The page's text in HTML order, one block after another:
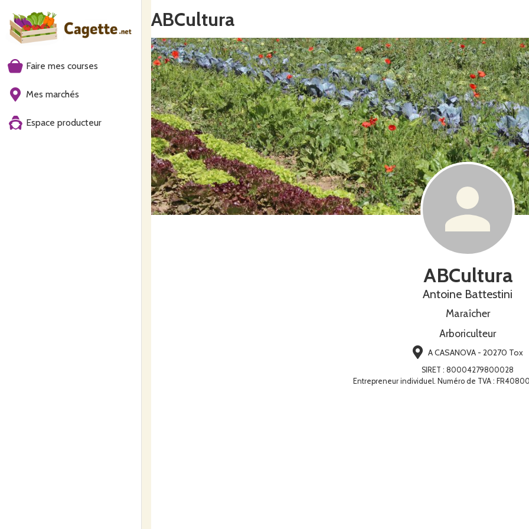
Faire mes courses
Mes marchés
Espace producteur
ABCultura
ABCultura
Antoine Battestini
Maraîcher
Arboriculteur
A CASANOVA - 20270 Tox
SIRET : 80004279800028
Entrepreneur individuel. Numéro de TVA :